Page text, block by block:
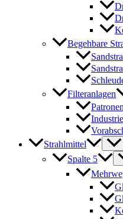
Begehbare
Filteranlagen
Strahlmittel
Spalte 5